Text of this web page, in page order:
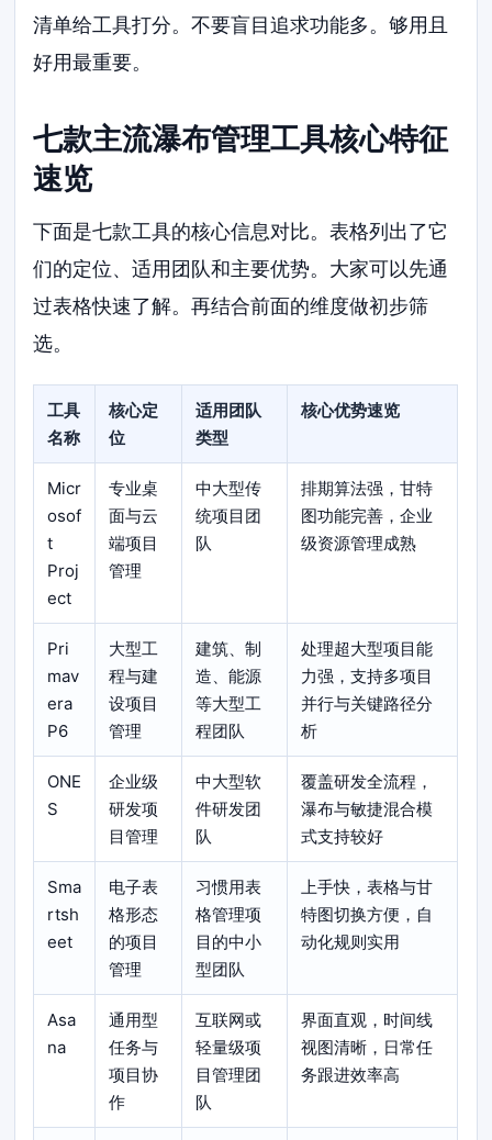
清单给工具打分。不要盲目追求功能多。够用且
好用最重要。
七款主流瀑布管理工具核心特征
速览
下面是七款工具的核心信息对比。表格列出了它
们的定位、适用团队和主要优势。大家可以先通
过表格快速了解。再结合前面的维度做初步筛
选。
工具
名称
核心定
位
适用团队
类型
核心优势速览
Micr
osof
t
Proj
ect
专业桌
面与云
端项目
管理
中大型传
统项目团
队
排期算法强，甘特
图功能完善，企业
级资源管理成熟
Pri
mav
era
P6
大型工
程与建
设项目
管理
建筑、制
造、能源
等大型工
程团队
处理超大型项目能
力强，支持多项目
并行与关键路径分
析
ONE
S
企业级
研发项
目管理
中大型软
件研发团
队
覆盖研发全流程，
瀑布与敏捷混合模
式支持较好
Sma
rtsh
eet
电子表
格形态
的项目
管理
习惯用表
格管理项
目的中小
型团队
上手快，表格与甘
特图切换方便，自
动化规则实用
Asa
na
通用型
任务与
项目协
作
互联网或
轻量级项
目管理团
队
界面直观，时间线
视图清晰，日常任
务跟进效率高